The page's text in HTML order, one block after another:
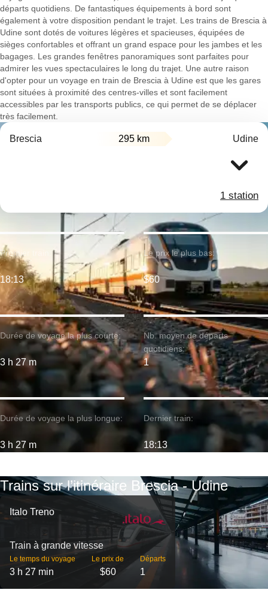
départs quotidiens. De fantastiques équipements à bord sont
également à votre disposition pendant le trajet. Les trains de Brescia à
Udine sont dotés de voitures légères et spacieuses, équipées de
sièges confortables et offrant un grand espace pour les jambes et les
bagages. Les grandes fenêtres panoramiques sont parfaites pour
admirer les vues spectaculaires le long du trajet. Une autre raison
d'opter pour un voyage en train de Brescia à Udine est que les gares
sont situées à proximité des centres-villes et sont facilement
accessibles par les transports publics, ce qui permet de se déplacer
très facilement.
Brescia 295 km Udine
1 station
Durée de voyage la plus courte:
3 h 27 m
Premier train:
18:13
Durée de voyage la plus longue:
3 h 27 m
Le prix le plus bas:
$60
Nb. moyen de départs
quotidiens:
1
Dernier train:
18:13
Trains sur l’itinéraire Brescia - Udine
Italo Treno
Train à grande vitesse
Le temps du voyage
3 h 27 min
Le prix de
$60
Départs
1